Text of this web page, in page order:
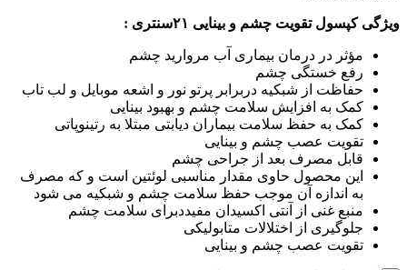
ویژگی کپسول تقویت چشم و بینایی ۲۱سنتری :
مؤثر در درمان بیماری آب مروارید چشم
رفع خستگی چشم
حفاظت از شبکیه دربرابر پرتو نور و اشعه موبایل و لب تاب
کمک به افزایش سلامت چشم و بهبود بینایی
کمک به حفظ سلامت بیماران دیابتی مبتلا به رتینوپاتی
تقویت عصب چشم و بینایی
قابل مصرف بعد از جراحی چشم
این محصول حاوی مقدار مناسبی لوئتین است و که مصرف
به اندازه آن موجب حفظ سلامت چشم و شبکیه می شود
منبع غنی از آنتی اکسیدان مفیددبرای سلامت چشم
جلوگیری از اختلالات متابولیکی
تقویت عصب چشم و بینایی